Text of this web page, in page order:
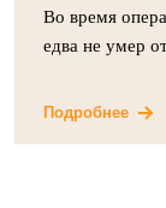
Во время
едва не умер
Подробнее